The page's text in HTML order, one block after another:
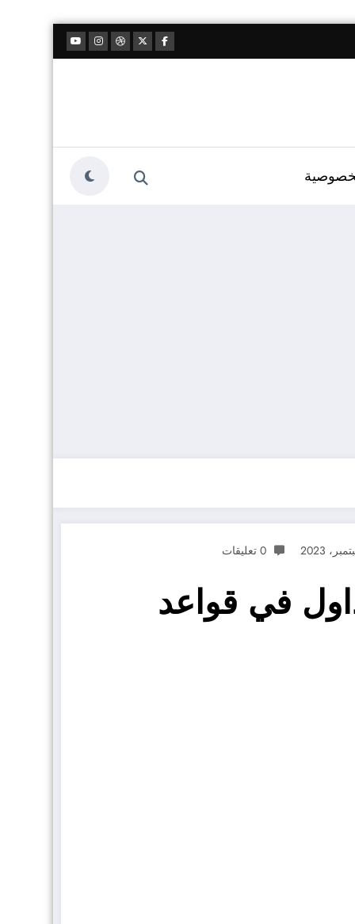
0 تعليقات
في قواعد